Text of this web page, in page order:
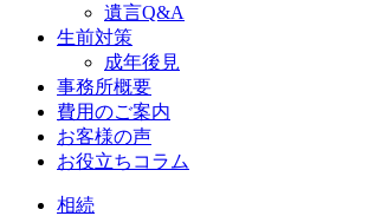
遺言Q&A
生前対策
成年後見
事務所概要
費用のご案内
お客様の声
お役立ちコラム
相続